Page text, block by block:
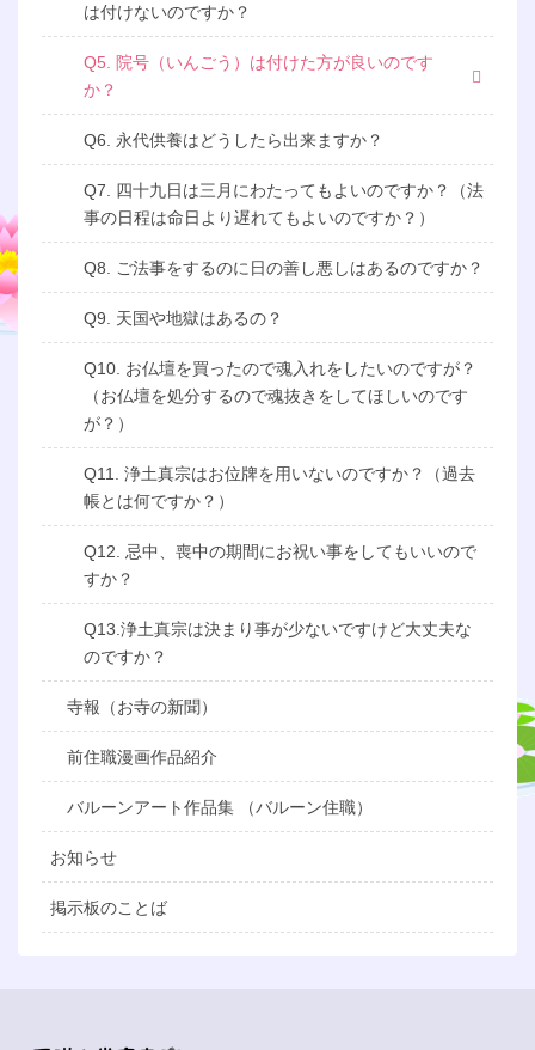
は付けないのですか？
Q5. 院号（いんごう）は付けた方が良いのです
か？
Q6. 永代供養はどうしたら出来ますか？
Q7. 四十九日は三月にわたってもよいのですか？（法
事の日程は命日より遅れてもよいのですか？）
Q8. ご法事をするのに日の善し悪しはあるのですか？
Q9. 天国や地獄はあるの？
Q10. お仏壇を買ったので魂入れをしたいのですが？
（お仏壇を処分するので魂抜きをしてほしいのです
が？）
Q11. 浄土真宗はお位牌を用いないのですか？（過去
帳とは何ですか？）
Q12. 忌中、喪中の期間にお祝い事をしてもいいので
すか？
Q13.浄土真宗は決まり事が少ないですけど大丈夫な
のですか？
寺報（お寺の新聞）
前住職漫画作品紹介
バルーンアート作品集 （バルーン住職）
お知らせ
掲示板のことば